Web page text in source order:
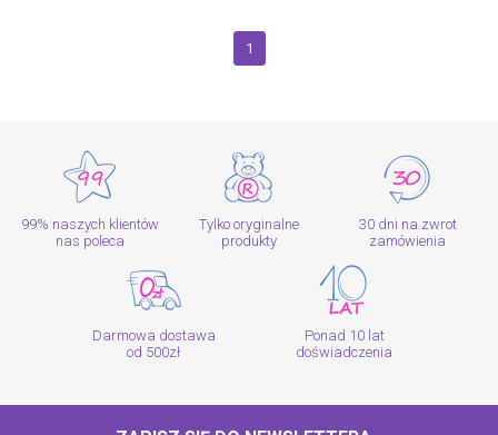
1
99% naszych klientów
nas poleca
Tylko oryginalne
produkty
30 dni na zwrot
zamówienia
Darmowa dostawa
od 500zł
Ponad 10 lat
doświadczenia